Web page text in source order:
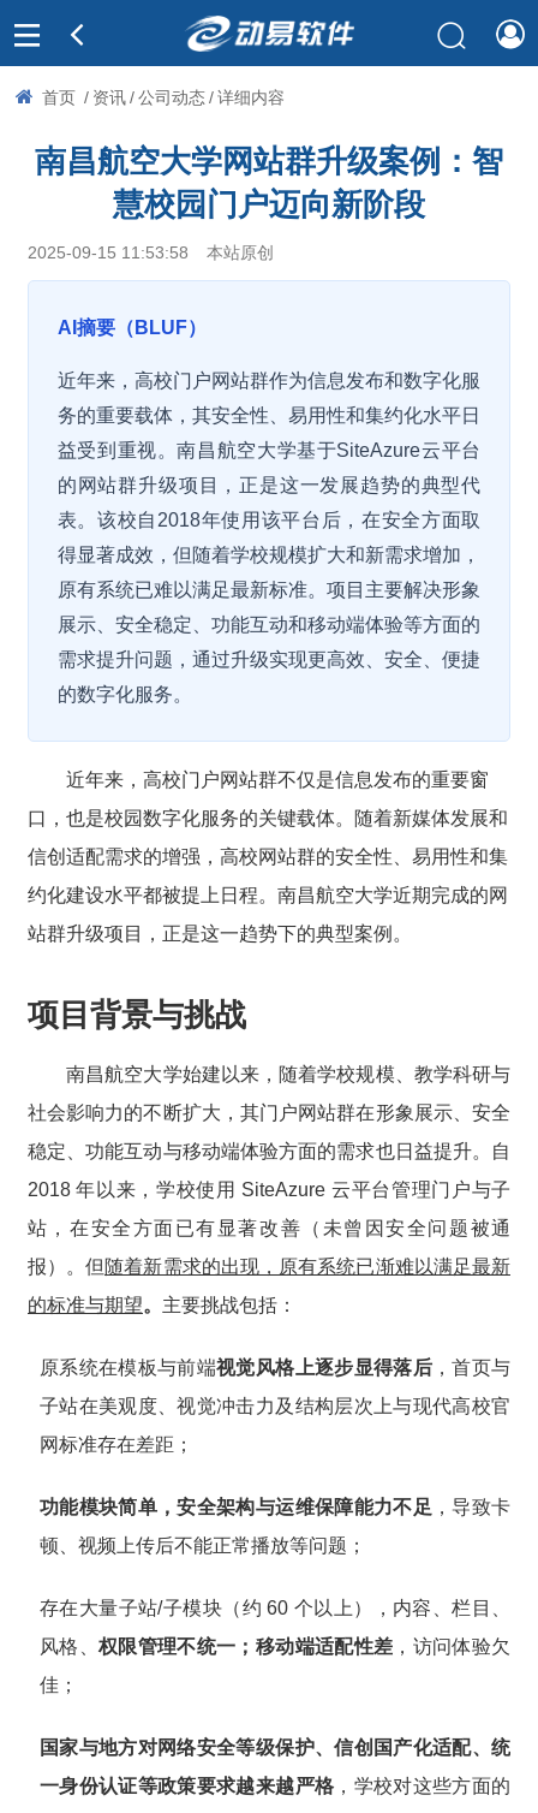
首页 / 资讯 / 公司动态 / 详细内容
南昌航空大学网站群升级案例：智
慧校园门户迈向新阶段
2025-09-15 11:53:58 本站原创
AI摘要（BLUF）
近年来，高校门户网站群作为信息发布和数字化服
务的重要载体，其安全性、易用性和集约化水平日
益受到重视。南昌航空大学基于SiteAzure云平台
的网站群升级项目，正是这一发展趋势的典型代
表。该校自2018年使用该平台后，在安全方面取
得显著成效，但随着学校规模扩大和新需求增加，
原有系统已难以满足最新标准。项目主要解决形象
展示、安全稳定、功能互动和移动端体验等方面的
需求提升问题，通过升级实现更高效、安全、便捷
的数字化服务。
近年来，高校门户网站群不仅是信息发布的重要窗
口，也是校园数字化服务的关键载体。随着新媒体发展和
信创适配需求的增强，高校网站群的安全性、易用性和集
约化建设水平都被提上日程。南昌航空大学近期完成的网
站群升级项目，正是这一趋势下的典型案例。
项目背景与挑战
南昌航空大学始建以来，随着学校规模、教学科研与
社会影响力的不断扩大，其门户网站群在形象展示、安全
稳定、功能互动与移动端体验方面的需求也日益提升。自
2018 年以来，学校使用 SiteAzure 云平台管理门户与子
站，在安全方面已有显著改善（未曾因安全问题被通
报）。但 随着新需求的出现，原有系统已渐难以满足最新
的标准与期望。 主要挑战包括：
原系统在模板与前端视觉风格上逐步显得落后 ，首页与
子站在美观度、视觉冲击力及结构层次上与现代高校官
网标准存在差距；
功能模块简单，安全架构与运维保障能力不足 ，导致卡
顿、视频上传后不能正常播放等问题；
存在大量子站/子模块（约 60 个以上），内容、栏目、
风格、 权限管理不统一；移动端适配性差 ，访问体验欠
佳；
国家与地方对网络安全等级保护、信创国产化适配、统
一身份认证等政策要求越来越严格 ，学校对这些方面的